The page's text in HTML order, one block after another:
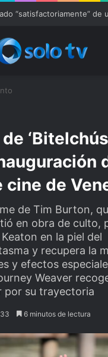
de
de Tim Burton,
en obra de culto,
en la piel del
y recupera la
y efectos
Weaver
por su trayectoria
6 minutos de lectura